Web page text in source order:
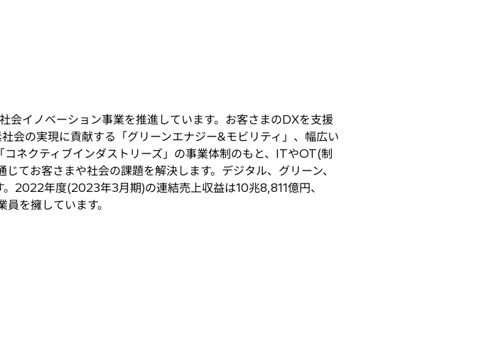
会イノベーション事業を推進しています。お客さまのDXを支援
会の実現に貢献する「グリーンエナジー&モビリティ」、幅広い
ネクティブインダストリーズ」の事業体制のもと、ITやOT(制
てお客さまや社会の課題を解決します。デジタル、グリーン、
2022年度(2023年3月期)の連結売上収益は10兆8,811億円、
を擁しています。